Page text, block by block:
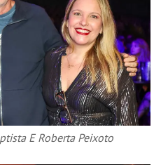
E Roberta Peixoto